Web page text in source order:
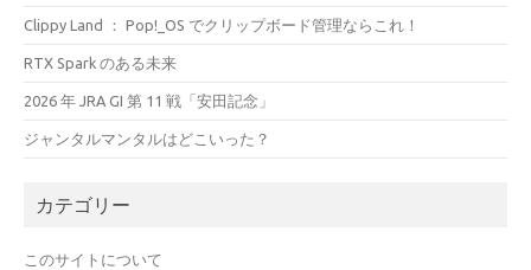
Clippy Land ： Pop!_OS でクリップボード管理ならこれ！
RTX Spark のある未来
2026 年 JRA GI 第 11 戦「安田記念」
ジャンタルマンタルはどこいった？
カテゴリー
このサイトについて